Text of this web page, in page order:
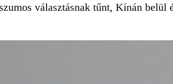
választásnak tűnt, Kínán belül